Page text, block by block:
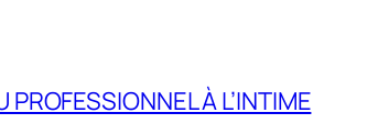
À L’INTIME